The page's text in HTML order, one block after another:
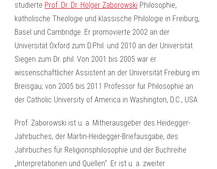
studierte Prof. Dr. Dr. Holger Zaborowski Philosophie,
katholische Theologie und klassische Philologie in Freiburg,
Basel und Cambridge. Er promovierte 2002 an der
Universität Oxford zum D.Phil. und 2010 an der Universität
Siegen zum Dr. phil. Von 2001 bis 2005 war er
wissenschaftlicher Assistent an der Universität Freiburg im
Breisgau; von 2005 bis 2011 Professor für Philosophie an
der Catholic University of America in Washington, D.C., USA.
Prof. Zaborowski ist u. a. Mitherausgeber des Heidegger-
Jahrbuches, der Martin-Heidegger-Briefausgabe, des
Jahrbuches für Religionsphilosophie und der Buchreihe
„Interpretationen und Quellen“. Er ist u. a. zweiter